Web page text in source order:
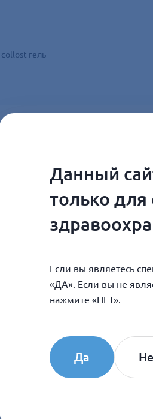
collost гель
ВЕБИНАР-
Эффективная
косметолога»
Данный
только для
Если вы являетесь
«ДА». Если вы не
нажмите «НЕТ».
Да